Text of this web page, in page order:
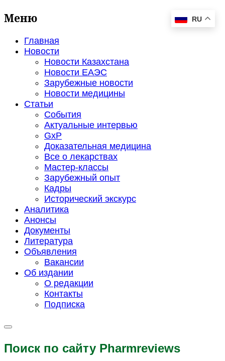
Меню
Главная
Новости
Новости Казахстана
Новости ЕАЭС
Зарубежные новости
Новости медицины
Статьи
События
Актуальные интервью
GxP
Доказательная медицина
Все о лекарствах
Мастер-классы
Зарубежный опыт
Кадры
Исторический экскурс
Аналитика
Анонсы
Документы
Литература
Объявления
Вакансии
Об издании
О редакции
Контакты
Подписка
Поиск по сайту Pharmreviews
RU